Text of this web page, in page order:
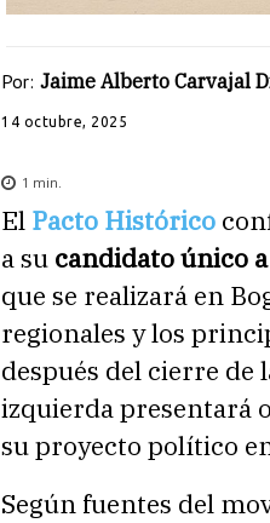
Por: Jaime Alberto Carvajal
14 octubre, 2025
1 min.
El Pacto Histórico
a su candidato único
que se realizará en
regionales y los
después del cierre de
izquierda presentará
su proyecto político
Según fuentes del